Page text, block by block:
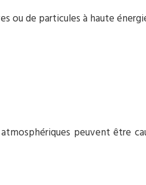
de particules à haute énergie
peuvent être